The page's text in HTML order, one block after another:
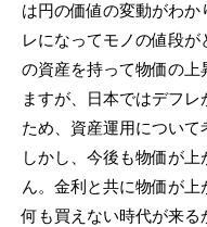
は円の価値の変動がわ
レになってモノの値段
の資産を持って物価の上
ますが、日本ではデフ
ため、資産運用について
しかし、今後も物価が
ん。金利と共に物価が
何も買えない時代が来る